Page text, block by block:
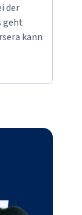
der
geht
kann